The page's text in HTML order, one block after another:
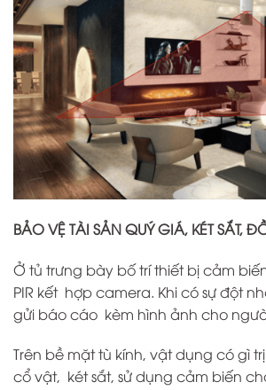
BẢO VỆ TÀI SẢN QUÝ GIÁ, KÉT SẮT,
Ở tủ trưng bày bố trí thiết bị cảm
PIR kết hợp camera. Khi có sự đột
gửi báo cáo kèm hình ảnh cho
Trên bề mặt tù kính, vật dụng có gì
cổ vật, két sắt, sử dụng cảm biến